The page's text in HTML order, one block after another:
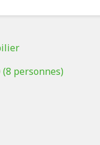
personnes)